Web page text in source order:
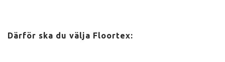
Därför ska du välja Floortex: